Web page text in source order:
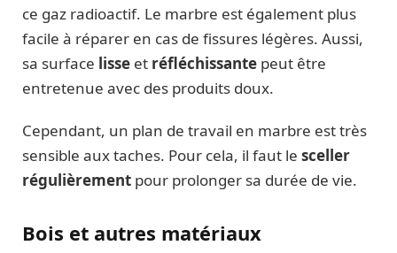
ce gaz radioactif. Le marbre est également plus
facile à réparer en cas de fissures légères. Aussi,
sa surface lisse et réfléchissante peut être
entretenue avec des produits doux.
Cependant, un plan de travail en marbre est très
sensible aux taches. Pour cela, il faut le sceller
régulièrement pour prolonger sa durée de vie.
Bois et autres matériaux